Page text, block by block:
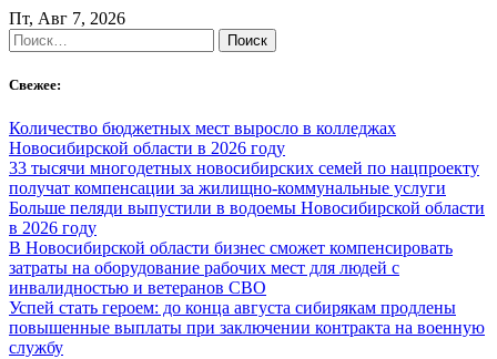
Skip
to
content
Пт, Авг 7, 2026
Найти:
Свежее:
Количество бюджетных мест выросло в колледжах
Новосибирской области в 2026 году
33 тысячи многодетных новосибирских семей по нацпроекту
получат компенсации за жилищно-коммунальные услуги
Больше пеляди выпустили в водоемы Новосибирской области
в 2026 году
В Новосибирской области бизнес сможет компенсировать
затраты на оборудование рабочих мест для людей с
инвалидностью и ветеранов СВО
Успей стать героем: до конца августа сибирякам продлены
повышенные выплаты при заключении контракта на военную
службу